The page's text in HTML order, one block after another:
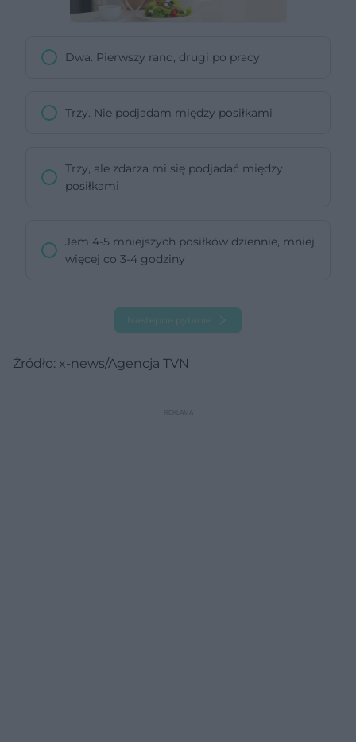
Dwa. Pierwszy rano, drugi po pracy
Trzy. Nie podjadam między posiłkami
Trzy, ale zdarza mi się podjadać między
posiłkami
Jem 4-5 mniejszych posiłków dziennie, mniej
więcej co 3-4 godziny
Następne pytanie
Źródło: x-news/Agencja TVN